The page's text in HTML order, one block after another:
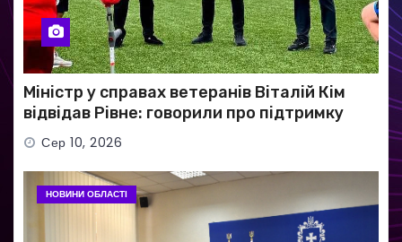
Міністр у справах ветеранів Віталій Кім
відвідав Рівне: говорили про підтримку
Захисників і Захисниць
Сер 10, 2026
НОВИНИ ОБЛАСТІ